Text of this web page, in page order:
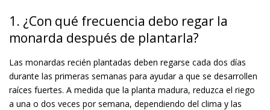
1. ¿Con qué frecuencia debo regar la
monarda después de plantarla?
Las monardas recién plantadas deben regarse cada dos días
durante las primeras semanas para ayudar a que se desarrollen
raíces fuertes. A medida que la planta madura, reduzca el riego
a una o dos veces por semana, dependiendo del clima y las